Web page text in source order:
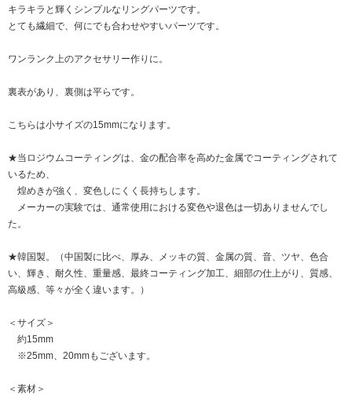
キラキラと輝くシンプルなリングパーツです。
とても繊細で、何にでも合わせやすいパーツです。
ワンランク上のアクセサリー作りに。
裏表があり、裏側は平らです。
こちらは小サイズの15mmになります。
★当ロジウムコーティングは、金の配合率を高めた金属でコーティングされて
いるため、
煌めきが強く、変色しにくく長持ちします。
メーカーの実験では、通常使用における変色や退色は一切ありませんでし
た。
★韓国製。（中国製に比べ、厚み、メッキの質、金属の質、音、ツヤ、色合
い、輝き、耐久性、重量感、最終コーティング加工、細部の仕上がり、質感、
高級感、等々が全く違います。）
＜サイズ＞
約15mm
※25mm、20mmもございます。
＜素材＞